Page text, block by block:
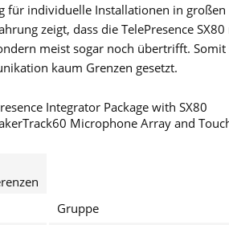
für individuelle Installationen in großen
zeigt, dass die TelePresence
meist sogar noch übertrifft.
kaum Grenzen gesetzt.
Integrator Package with SX80
Microphone Array and
Gruppe